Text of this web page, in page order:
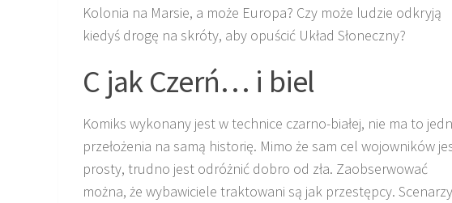
Kolonia na Marsie, a może Europa? Czy może ludzie odkryją
kiedyś drogę na skróty, aby opuścić Układ Słoneczny?
C jak Czerń… i biel
Komiks wykonany jest w technice czarno-białej, nie ma to
przełożenia na samą historię. Mimo że sam cel wojowników
prosty, trudno jest odróżnić dobro od zła. Zaobserwować
można, że wybawiciele traktowani są jak przestępcy.